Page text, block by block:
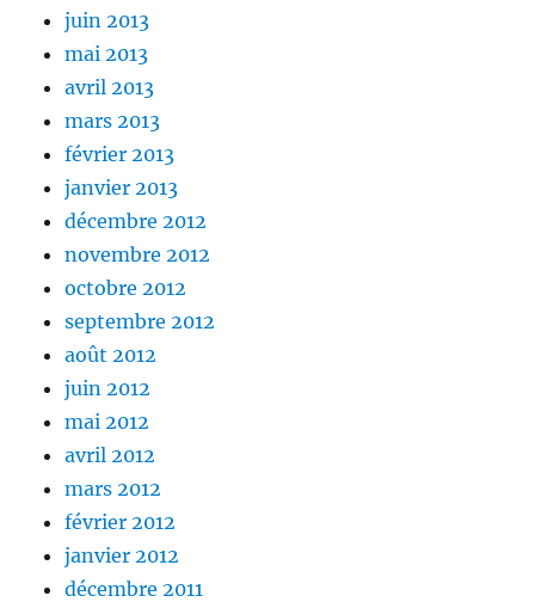
juin 2013
mai 2013
avril 2013
mars 2013
février 2013
janvier 2013
décembre 2012
novembre 2012
octobre 2012
septembre 2012
août 2012
juin 2012
mai 2012
avril 2012
mars 2012
février 2012
janvier 2012
décembre 2011